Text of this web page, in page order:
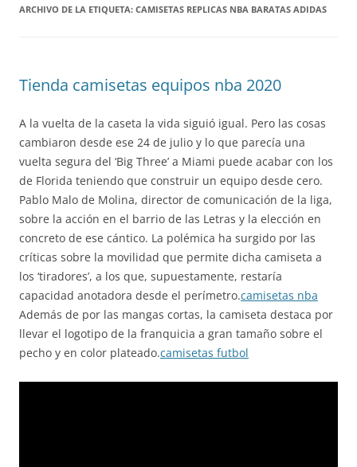
ARCHIVO DE LA ETIQUETA: CAMISETAS REPLICAS NBA BARATAS ADIDAS
Tienda camisetas equipos nba 2020
A la vuelta de la caseta la vida siguió igual. Pero las cosas
cambiaron desde ese 24 de julio y lo que parecía una
vuelta segura del ‘Big Three’ a Miami puede acabar con los
de Florida teniendo que construir un equipo desde cero.
Pablo Malo de Molina, director de comunicación de la liga,
sobre la acción en el barrio de las Letras y la elección en
concreto de ese cántico. La polémica ha surgido por las
críticas sobre la movilidad que permite dicha camiseta a
los ‘tiradores’, a los que, supuestamente, restaría
capacidad anotadora desde el perímetro.camisetas nba
Además de por las mangas cortas, la camiseta destaca por
llevar el logotipo de la franquicia a gran tamaño sobre el
pecho y en color plateado.camisetas futbol